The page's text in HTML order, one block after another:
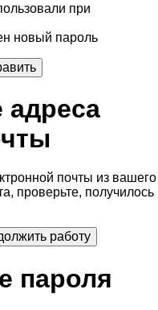
при
новый пароль
адреса
почты из вашего
проверьте, получилось
пароля